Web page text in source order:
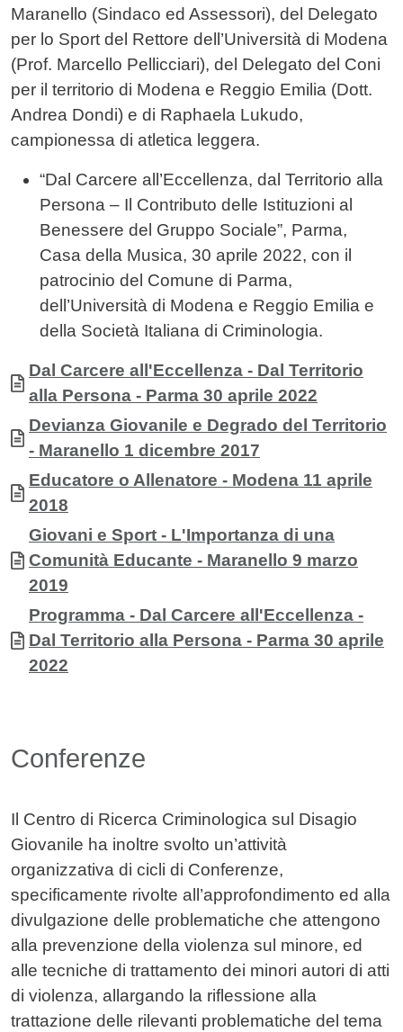
Maranello (Sindaco ed Assessori), del Delegato
per lo Sport del Rettore dell’Università di Modena
(Prof. Marcello Pellicciari), del Delegato del Coni
per il territorio di Modena e Reggio Emilia (Dott.
Andrea Dondi) e di Raphaela Lukudo,
campionessa di atletica leggera.
“Dal Carcere all’Eccellenza, dal Territorio alla
Persona – Il Contributo delle Istituzioni al
Benessere del Gruppo Sociale”, Parma,
Casa della Musica, 30 aprile 2022, con il
patrocinio del Comune di Parma,
dell’Università di Modena e Reggio Emilia e
della Società Italiana di Criminologia.
Allegati
Documento
Dal Carcere all'Eccellenza - Dal Territorio
alla Persona - Parma 30 aprile 2022
Documento
Devianza Giovanile e Degrado del Territorio
- Maranello 1 dicembre 2017
Documento
Educatore o Allenatore - Modena 11 aprile
2018
Documento
Giovani e Sport - L'Importanza di una
Comunità Educante - Maranello 9 marzo
2019
Documento
Programma - Dal Carcere all'Eccellenza -
Dal Territorio alla Persona - Parma 30 aprile
2022
Conferenze
Il Centro di Ricerca Criminologica sul Disagio
Giovanile ha inoltre svolto un’attività
organizzativa di cicli di Conferenze,
specificamente rivolte all’approfondimento ed alla
divulgazione delle problematiche che attengono
alla prevenzione della violenza sul minore, ed
alle tecniche di trattamento dei minori autori di atti
di violenza, allargando la riflessione alla
trattazione delle rilevanti problematiche del tema